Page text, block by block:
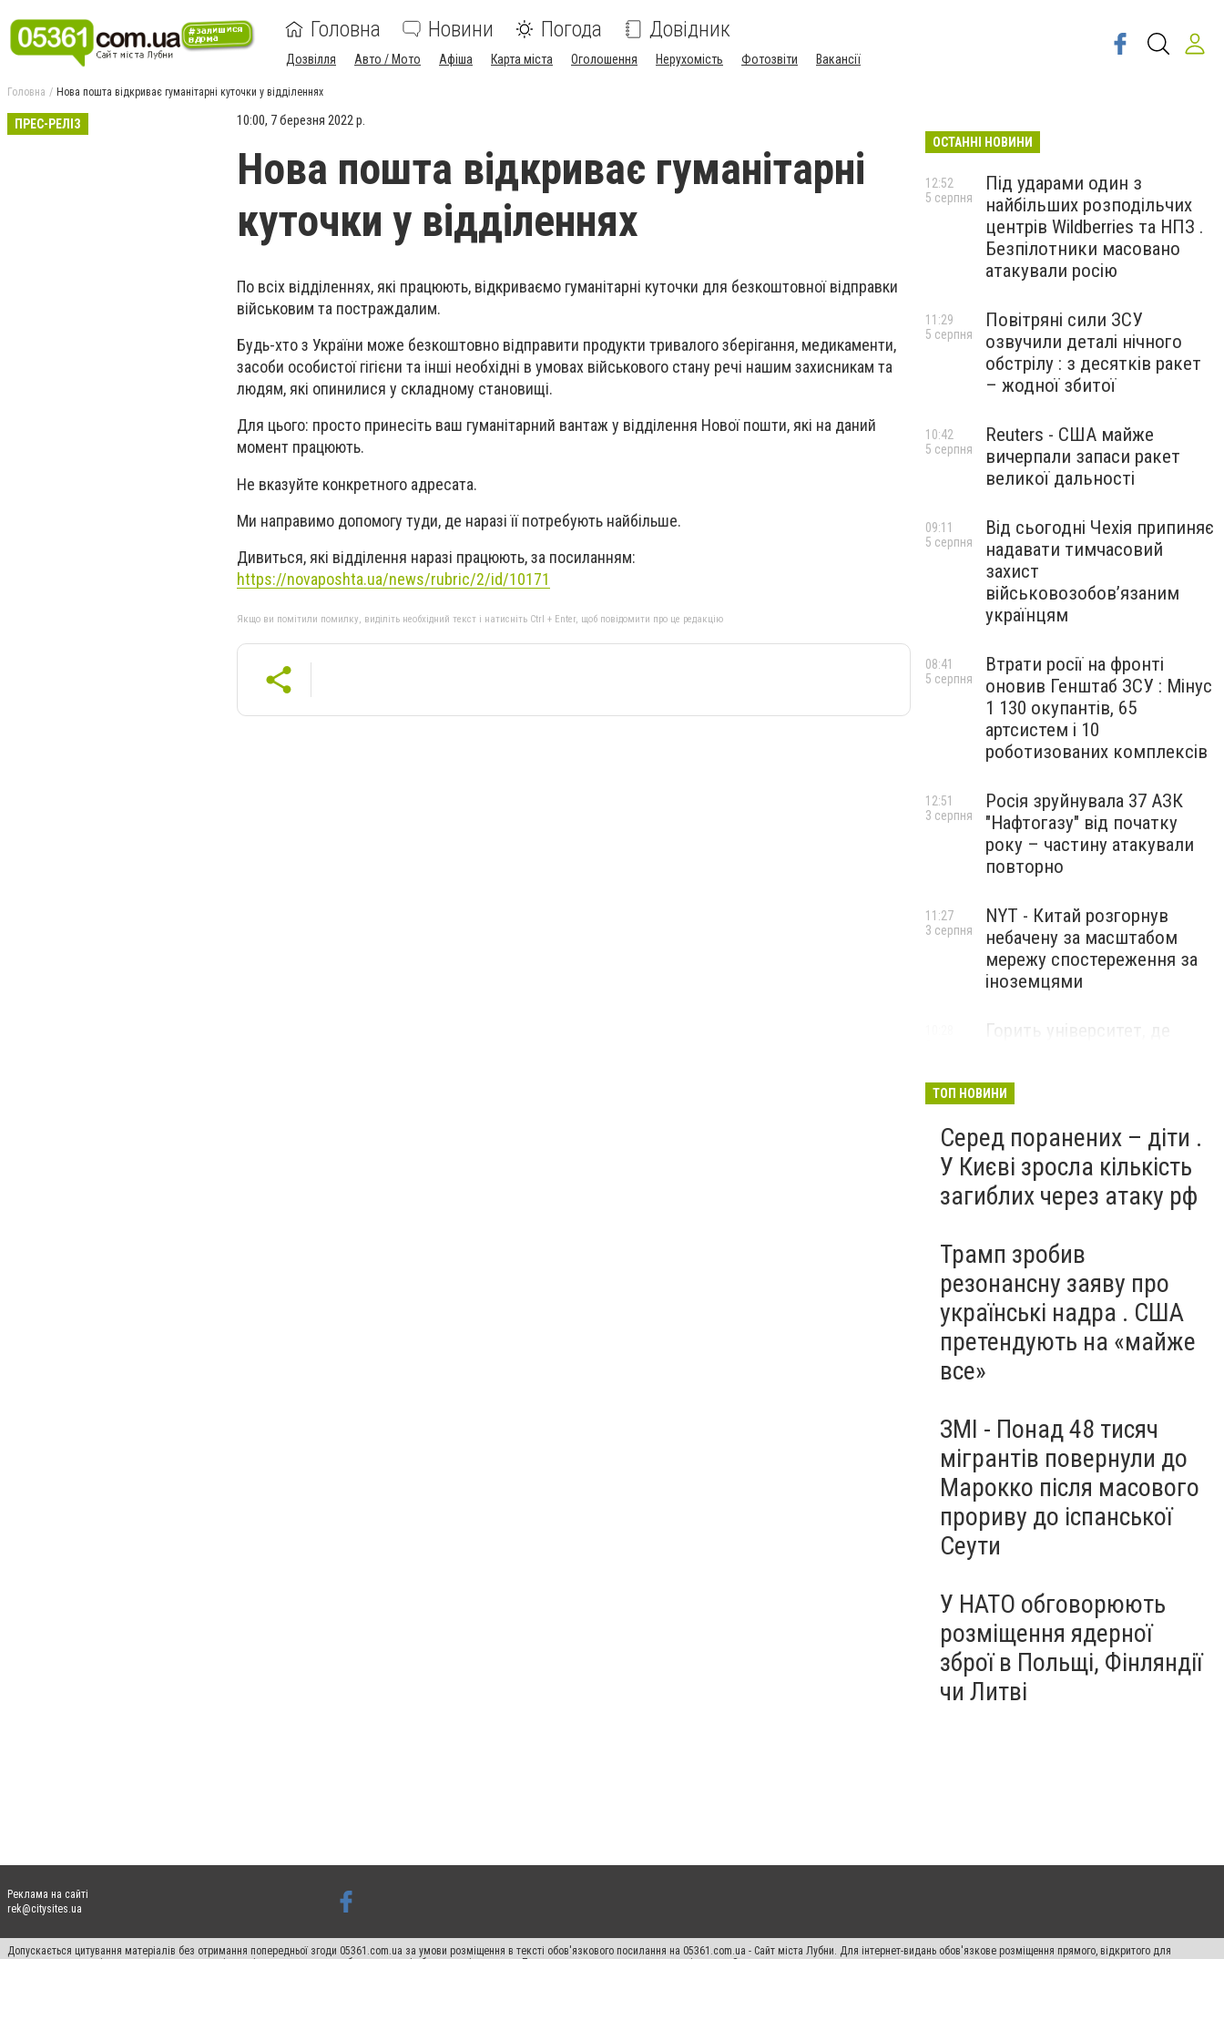
Головна Новини Погода Довідник
Дозвілля Авто / Мото Афіша Карта міста Оголошення Нерухомість Фотозвіти Вакансії
Головна Нова пошта відкриває гуманітарні куточки у відділеннях
ПРЕС-РЕЛІЗ 10:00, 7 березня 2022 р.
Нова пошта відкриває гуманітарні
куточки у відділеннях
По всіх відділеннях, які працюють, відкриваємо гуманітарні куточки для безкоштовної відправки
військовим та постраждалим.
Будь-хто з України може безкоштовно відправити продукти тривалого зберігання, медикаменти,
засоби особистої гігієни та інші необхідні в умовах військового стану речі нашим захисникам та
людям, які опинилися у складному становищі.
Для цього: просто принесіть ваш гуманітарний вантаж у відділення Нової пошти, які на даний
момент працюють.
Не вказуйте конкретного адресата.
Ми направимо допомогу туди, де наразі її потребують найбільше.
Дивиться, які відділення наразі працюють, за посиланням:
https://novaposhta.ua/news/rubric/2/id/10171
Якщо ви помітили помилку, виділіть необхідний текст і натисніть Ctrl + Enter, щоб повідомити про це редакцію
ОСТАННІ НОВИНИ
Під ударами один з
найбільших розподільчих
центрів Wildberries та НПЗ .
Безпілотники масовано
атакували росію
12:52
5 серпня
Повітряні сили ЗСУ
озвучили деталі нічного
обстрілу : з десятків ракет
– жодної збитої
11:29
5 серпня
Reuters - США майже
вичерпали запаси ракет
великої дальності
10:42
5 серпня
Від сьогодні Чехія припиняє
надавати тимчасовий
захист
військовозобов’язаним
українцям
09:11
5 серпня
Втрати росії на фронті
оновив Генштаб ЗСУ : Мінус
1 130 окупантів, 65
артсистем і 10
роботизованих комплексів
08:41
5 серпня
Росія зруйнувала 37 АЗК
"Нафтогазу" від початку
року – частину атакували
повторно
12:51
3 серпня
NYT - Китай розгорнув
небачену за масштабом
мережу спостереження за
іноземцями
11:27
3 серпня
Горить університет, де
ТОП НОВИНИ
Серед поранених – діти .
У Києві зросла кількість
загиблих через атаку рф
Трамп зробив
резонансну заяву про
українські надра . США
претендують на «майже
все»
ЗМІ - Понад 48 тисяч
мігрантів повернули до
Марокко після масового
прориву до іспанської
Сеути
У НАТО обговорюють
розміщення ядерної
зброї в Польщі, Фінляндії
чи Литві
Реклама на сайті
rek@citysites.ua
Допускається цитування матеріалів без отримання попередньої згоди 05361.com.ua за умови розміщення в тексті обов'язкового посилання на 05361.com.ua - Сайт міста Лубни. Для інтернет-видань обов'язкове розміщення прямого, відкритого для
пошукових систем гіперпосилання на цитовані статті не нижче другого абзацу в тексті або в якості джерела. Порушення виняткових прав переслідується Законом.